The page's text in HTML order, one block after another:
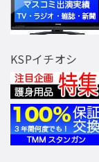
KSPイチオシ